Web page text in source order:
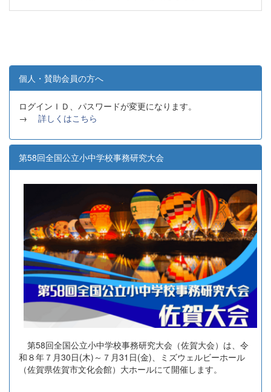
個人・賛助会員の方へ
ログインＩＤ、パスワードが変更になります。
→ 詳しくはこちら
第58回全国公立小中学校事務研究大会
第58回全国公立小中学校事務研究大会（佐賀大会）は、令
和８年７月30日(木)～７月31日(金)、ミズウェルビーホール
（佐賀県佐賀市文化会館）大ホールにて開催します。